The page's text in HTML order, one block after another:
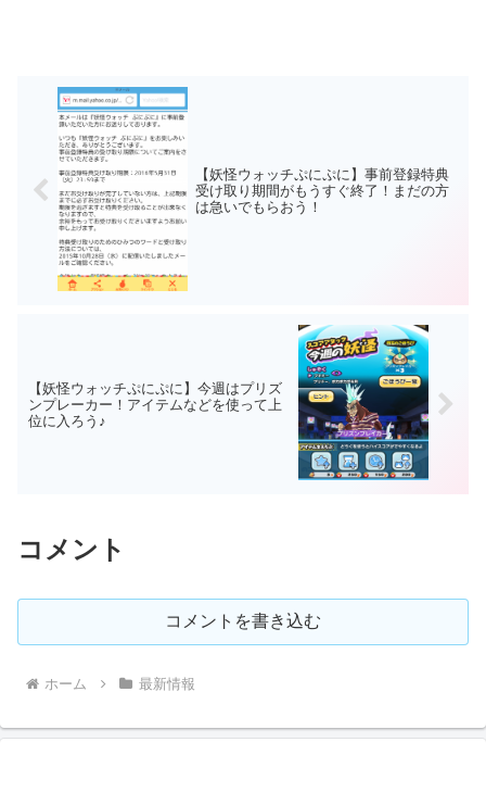
【妖怪ウォッチぷにぷに】事前登録特典
受け取り期間がもうすぐ終了！まだの方
は急いでもらおう！
【妖怪ウォッチぷにぷに】今週はプリズ
ンプレーカー！アイテムなどを使って上
位に入ろう♪
コメント
コメントを書き込む
ホーム 最新情報